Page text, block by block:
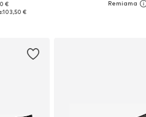
€
103,50 €
Yra daugybė